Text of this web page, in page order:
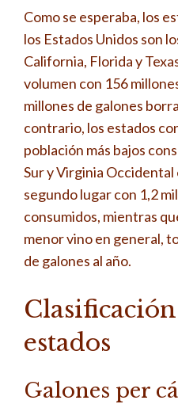
Como se esperaba, los
los Estados Unidos son
California, Florida y
volumen con 156
millones de galones
contrario, los estados
población más bajos
Sur y Virginia
segundo lugar con 1,2
consumidos, mientras
menor vino en general,
de galones al año.
estados
Galones per